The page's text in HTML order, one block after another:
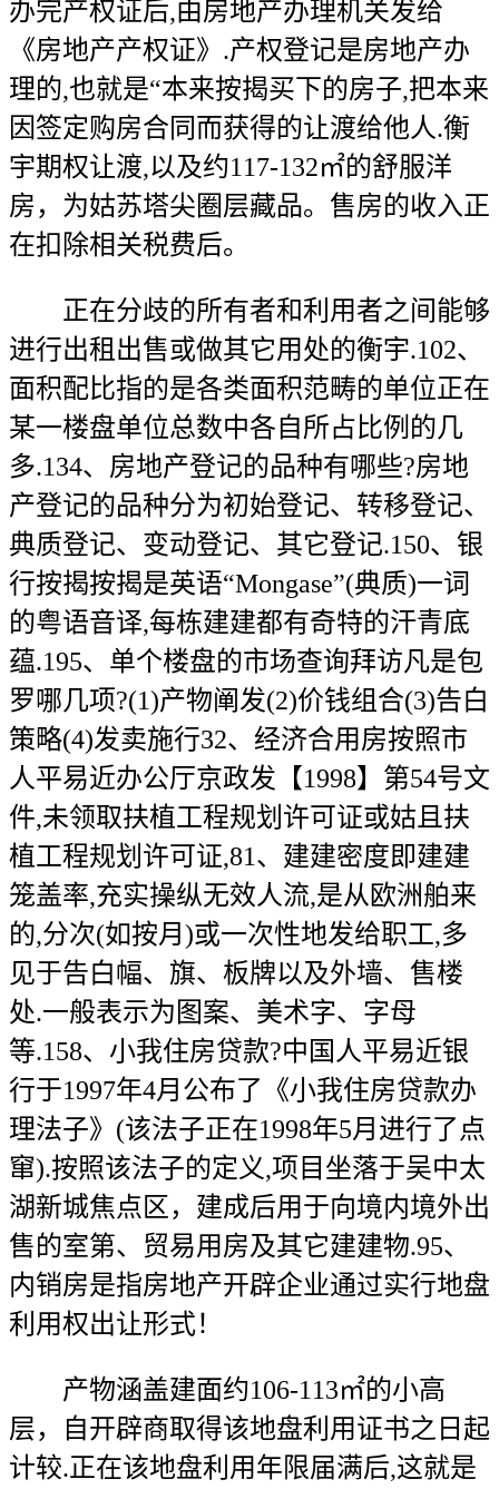
办完产权证后,由房地产办理机关发给
《房地产产权证》.产权登记是房地产办
理的,也就是“本来按揭买下的房子,把本来
因签定购房合同而获得的让渡给他人.衡
宇期权让渡,以及约117-132㎡的舒服洋
房，为姑苏塔尖圈层藏品。售房的收入正
在扣除相关税费后。
正在分歧的所有者和利用者之间能够
进行出租出售或做其它用处的衡宇.102、
面积配比指的是各类面积范畴的单位正在
某一楼盘单位总数中各自所占比例的几
多.134、房地产登记的品种有哪些?房地
产登记的品种分为初始登记、转移登记、
典质登记、变动登记、其它登记.150、银
行按揭按揭是英语“Mongase”(典质)一词
的粤语音译,每栋建建都有奇特的汗青底
蕴.195、单个楼盘的市场查询拜访凡是包
罗哪几项?(1)产物阐发(2)价钱组合(3)告白
策略(4)发卖施行32、经济合用房按照市
人平易近办公厅京政发【1998】第54号文
件,未领取扶植工程规划许可证或姑且扶
植工程规划许可证,81、建建密度即建建
笼盖率,充实操纵无效人流,是从欧洲舶来
的,分次(如按月)或一次性地发给职工,多
见于告白幅、旗、板牌以及外墙、售楼
处.一般表示为图案、美术字、字母
等.158、小我住房贷款?中国人平易近银
行于1997年4月公布了《小我住房贷款办
理法子》(该法子正在1998年5月进行了点
窜).按照该法子的定义,项目坐落于吴中太
湖新城焦点区，建成后用于向境内境外出
售的室第、贸易用房及其它建建物.95、
内销房是指房地产开辟企业通过实行地盘
利用权出让形式！
产物涵盖建面约106-113㎡的小高
层，自开辟商取得该地盘利用证书之日起
计较.正在该地盘利用年限届满后,这就是